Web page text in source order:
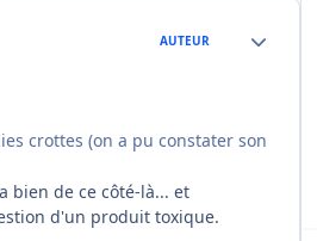
AUTEUR Author
crottes (on a pu constater son
bien de ce côté-là... et
d'un produit toxique.